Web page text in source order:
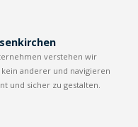
verstehen wir
anderer und navigieren
und sicher zu gestalten.